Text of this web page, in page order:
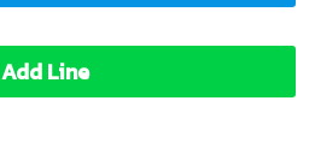
Add Line